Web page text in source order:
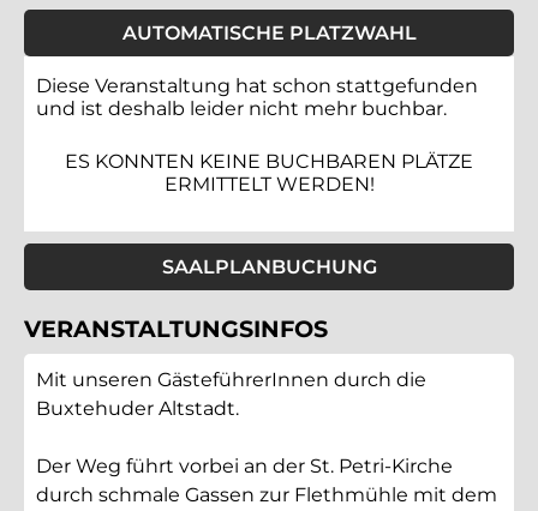
AUTOMATISCHE PLATZWAHL
Diese Veranstaltung hat schon stattgefunden
und ist deshalb leider nicht mehr buchbar.
ES KONNTEN KEINE BUCHBAREN PLÄTZE
ERMITTELT WERDEN!
SAALPLANBUCHUNG
VERANSTALTUNGSINFOS
Mit unseren GästeführerInnen durch die
Buxtehuder Altstadt.
Der Weg führt vorbei an der St. Petri-Kirche
durch schmale Gassen zur Flethmühle mit dem